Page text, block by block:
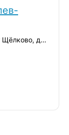
Московская область, городской округ Щёлково, дачный посёлок Загорянский,